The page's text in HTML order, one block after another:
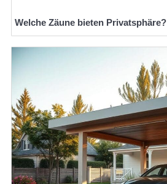
Welche Zäune bieten Privatsphäre?